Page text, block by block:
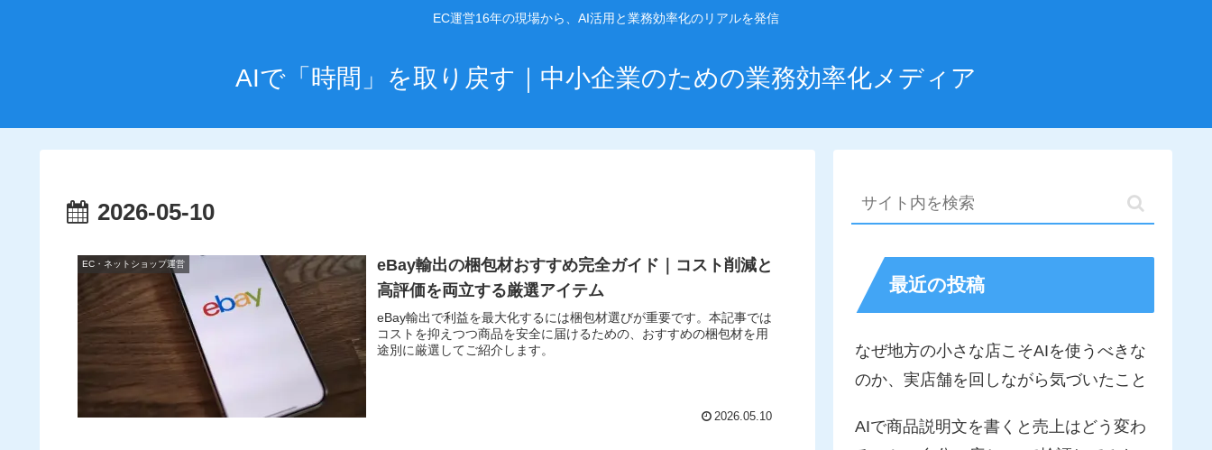
EC運営16年の現場から、AI活用と業務効率化のリアルを発信
AIで「時間」を取り戻す｜中小企業のための業務効率化メディア
2026-05-10
EC・ネットショップ運営
eBay輸出の梱包材おすすめ完全ガイド｜コスト削減と
高評価を両立する厳選アイテム
eBay輸出で利益を最大化するには梱包材選びが重要です。本記事では
コストを抑えつつ商品を安全に届けるための、おすすめの梱包材を用
途別に厳選してご紹介します。
2026.05.10
最近の投稿
なぜ地方の小さな店こそAIを使うべきな
のか、実店舗を回しながら気づいたこと
AIで商品説明文を書くと売上はどう変わ